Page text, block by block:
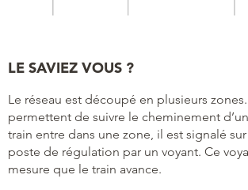
LE SAVIEZ VOUS ?
Le réseau est découpé en plusieurs
permettent de suivre le cheminement
train entre dans une zone, il est signalé
poste de régulation par un voyant. Ce
mesure que le train avance.